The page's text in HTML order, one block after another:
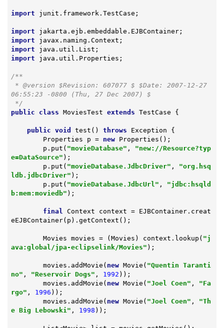
import junit.framework.TestCase;
import
import
import
import java.util.Properties;
/**
* @version $Revision: 607077 $ $Date: 2007-12-27
06:55:23 -0800 (Thu, 27 Dec 2007) $
*/
public
class MoviesTest extends TestCase {
public void test () throws Exception {
        Properties p =
new Properties();
        p.put(
"movieDatabase" , "new://Resource?typ
e=DataSource" );
        p.put(
"movieDatabase.JdbcDriver" , "org.hsq
ldb.jdbcDriver" );
        p.put(
"movieDatabase.JdbcUrl" , "jdbc:hsqld
b:mem:moviedb" );
final
Context context = EJBContainer.creat
eEJBContainer(p).getContext();
        Movies movies = (Movies) context.lookup(
"j
ava:global/jpa-eclipselink/Movies" );
        movies.addMovie(
new Movie( "Quentin Taranti
no" , "Reservoir Dogs" , 1992 ));
        movies.addMovie(
new Movie( "Joel Coen" , "Fa
rgo" , 1996 ));
        movies.addMovie(
new Movie( "Joel Coen" , "Th
e Big Lebowski" , 1998 ));